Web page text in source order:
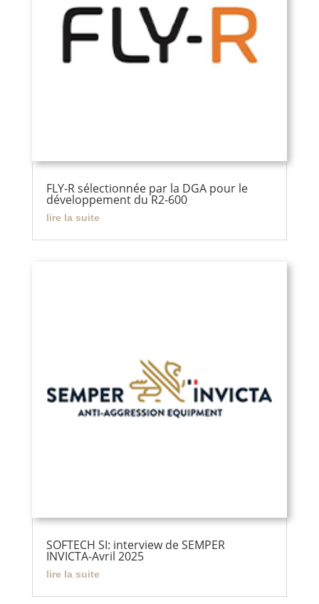
FLY-R sélectionnée par la DGA pour le
développement du R2-600
lire la suite
SOFTECH SI: interview de SEMPER
INVICTA-Avril 2025
lire la suite